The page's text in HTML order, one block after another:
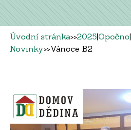
Úvodní stránka>>2025|Opočno|
Novinky>>Vánoce B2